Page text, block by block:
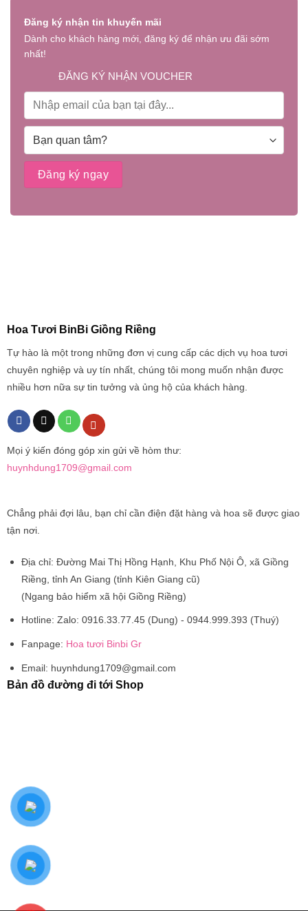
Đăng ký nhận tin khuyến mãi
Dành cho khách hàng mới, đăng ký để nhận ưu đãi sớm
nhất!
ĐĂNG KÝ NHẬN VOUCHER
Hoa Tươi BinBi Giồng Riềng
Tự hào là một trong những đơn vị cung cấp các dịch vụ hoa tươi
chuyên nghiệp và uy tín nhất, chúng tôi mong muốn nhận được
nhiều hơn nữa sự tin tưởng và ủng hộ của khách hàng.
Mọi ý kiến đóng góp xin gửi về hòm thư:
huynhdung1709@gmail.com
Chẳng phải đợi lâu, bạn chỉ cần điện đặt hàng và hoa sẽ được giao
tận nơi.
Địa chỉ: Đường Mai Thị Hồng Hạnh, Khu Phố Nội Ô, xã Giồng
Riềng, tỉnh An Giang (tỉnh Kiên Giang cũ)
(Ngang bảo hiểm xã hội Giồng Riềng)
Hotline: Zalo: 0916.33.77.45 (Dung) - 0944.999.393 (Thuý)
Fanpage: Hoa tươi Binbi Gr
Email: huynhdung1709@gmail.com
Bản đồ đường đi tới Shop